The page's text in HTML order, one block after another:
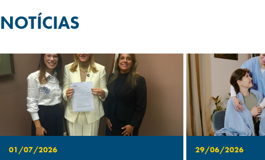
NOTÍCIAS
01/07/2026 29/06/2026